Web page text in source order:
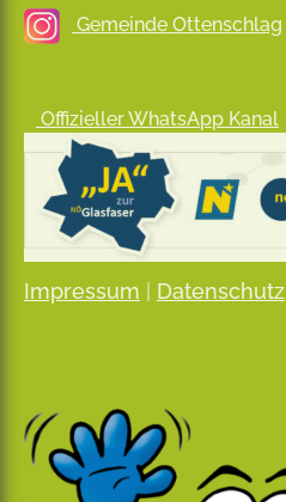
Gemeinde Ottenschlag
Offizieller WhatsApp Kanal
Impressum Datenschutz